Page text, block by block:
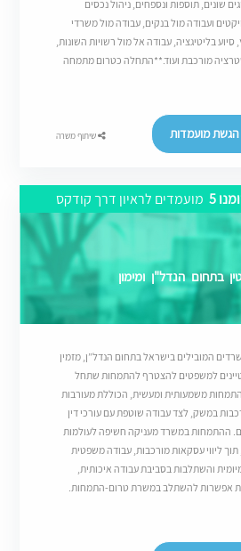
שונים, תוספות ונספחים, ניהול נכסים
ועבודה מול בנקים, עבודה מול משרדי
סיוע בליטיגציה, עבודה אל מול רשויות השונות,
מורכבת ועוד.**התחלה כטרום מתמחה
הגשת מועמדות שיתוף משרה
5 מועמדים לראיון דרך קודקס
בתחום הנדל"ן ומימון
המובילים בישראל בתחום הנדל”ן, מזמין
למשפטים להצטרף להתמחות שתחל
תזכו להתמחות משמעותית ומעשית, הכוללת מעורבות
במשק, לצד עבודה שוטפת עם עורכי דין
ההתמחות במשרד מעניקה חשיפה לעולמות
תוך ליווי עסקאות מורכבות, עבודה משפטית
והשתלבות בסביבת עבודה איכותית,
אפשרות להשתלב במשרת טרום-התמחות.